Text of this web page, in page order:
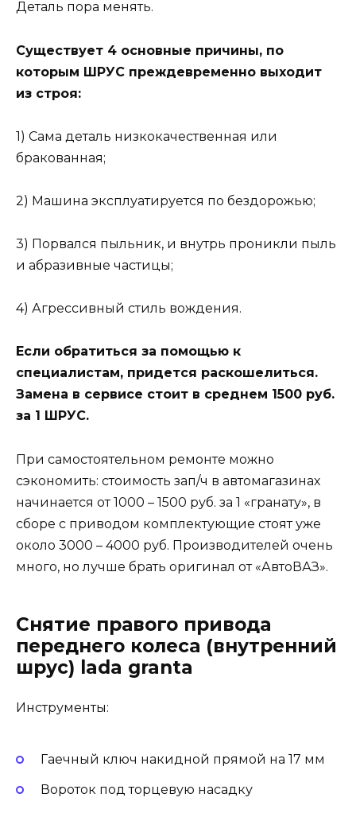
Деталь пора менять.
Существует 4 основные причины, по
которым ШРУС преждевременно выходит
из строя:
1) Сама деталь низкокачественная или
бракованная;
2) Машина эксплуатируется по бездорожью;
3) Порвался пыльник, и внутрь проникли пыль
и абразивные частицы;
4) Агрессивный стиль вождения.
Если обратиться за помощью к
специалистам, придется раскошелиться.
Замена в сервисе стоит в среднем 1500 руб.
за 1 ШРУС.
При самостоятельном ремонте можно
сэкономить: стоимость зап/ч в автомагазинах
начинается от 1000 – 1500 руб. за 1 «гранату», в
сборе с приводом комплектующие стоят уже
около 3000 – 4000 руб. Производителей очень
много, но лучше брать оригинал от «АвтоВАЗ».
Снятие правого привода
переднего колеса (внутренний
шрус) lada granta
Инструменты:
Гаечный ключ накидной прямой на 17 мм
Вороток под торцевую насадку